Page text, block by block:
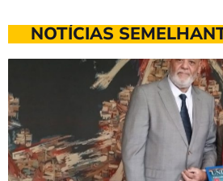
NOTÍCIAS